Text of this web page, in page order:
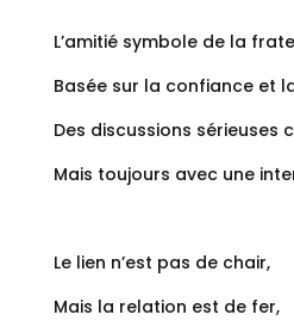
L’amitié symbole de la
Basée sur la confiance et
Des discussions sérieuses
Mais toujours avec une
Le lien n’est pas de chair,
Mais la relation est de fer,